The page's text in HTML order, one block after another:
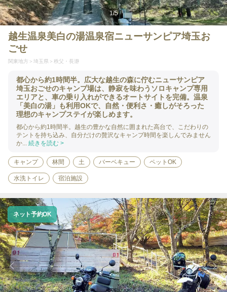
1/5
越生温泉美白の湯温泉宿ニューサンピア埼玉お
ごせ
関東地方 埼玉県 秩父・長瀞
都心から約1時間半。広大な越生の森に佇むニューサンピア
埼玉おごせのキャンプ場は、静寂を味わうソロキャンプ専用
エリアと、車の乗り入れができるオートサイトを完備。温泉
「美白の湯」も利用OKで、自然・便利さ・癒しがそろった
理想のキャンプステイが楽しめます。
都心から約1時間半。越生の豊かな自然に囲まれた高台で、こだわりの
テントを持ち込み、自分だけの贅沢なキャンプ時間を楽しんでみません
か... 続きを読む >
キャンプ 林間 土 バーベキュー ペットOK
水洗トイレ 宿泊施設
ネット予約OK